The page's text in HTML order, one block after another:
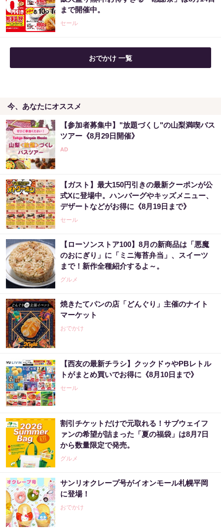
まで開催中。
セール
おでかけ 一覧
今、あなたにオススメ
【参加者募集中】"放題づくし"の山梨満喫バス
ツアー《8月29日開催》
【ガスト】最大150円引きの最新クーポンが公
式Xに登場中。ハンバーグやキッズメニュー、
デザートなどがお得に《8月19日まで》
セール
【ローソンストア100】8月の新商品は「悪魔
のおにぎり」に「ミニ海苔弁当」、スイーツ
まで！新作全種紹介するよ～。
グルメ
焼きたてパンの店「どんぐり」主催のナイト
マーケット
おでかけ
【西友の最新チラシ】クックドゥやPBレトル
トがまとめ買いでお得に《8月10日まで》
セール
割引チケットだけで元取れる！サブウェイフ
ァンの希望が詰まった「夏の福袋」は8月7日
から数量限定で発売。
グルメ
サンリオクレープ号がイオンモール札幌平岡
に登場！
おでかけ